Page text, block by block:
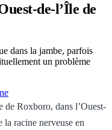
de-l’Île de
dans la jambe, parfois
un problème
de Roxboro, dans l’Ouest-
racine nerveuse en